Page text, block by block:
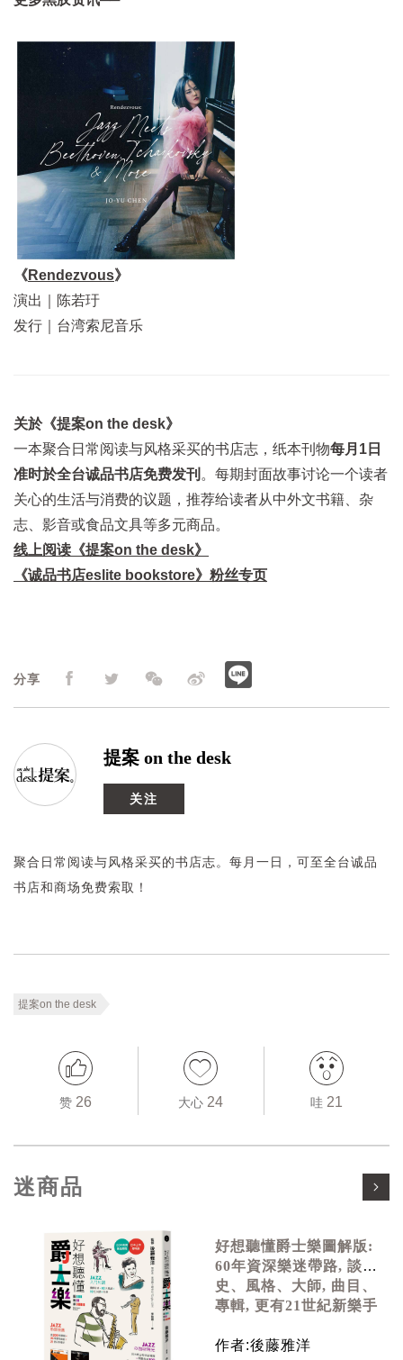
《 Rendezvous》
演出｜陈若玗
发行｜台湾索尼音乐
关於《提案on the desk》
一本聚合日常阅读与风格采买的书店志，纸本刊物每月1日
准时於全台诚品书店免费发刊 。每期封面故事讨论一个读者
关心的生活与消费的议题，推荐给读者从中外文书籍、杂
志、影音或食品文具等多元商品。
线上阅读《提案on the desk》
《诚品书店eslite bookstore》粉丝专页
分享
提案 on the desk
关注
聚合日常阅读与风格采买的书店志。每月一日，可至全台诚品
书店和商场免费索取！
提案on the desk
赞 26 大心 24 哇 21
迷商品
好想聽懂爵士樂圖解版:
60年資深樂迷帶路, 談小
史、風格、大師, 曲目、
專輯, 更有21世紀新樂手
作者:後藤雅洋